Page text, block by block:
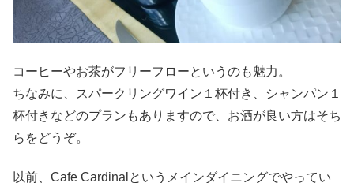
コーヒーやお茶がフリーフローというのも魅力。
ちなみに、スパークリングワイン１杯付き、シャンパン１
杯付きなどのプランもありますので、お酒が良い方はそち
らをどうぞ。
以前、Cafe Cardinalというメインダイニングでやってい